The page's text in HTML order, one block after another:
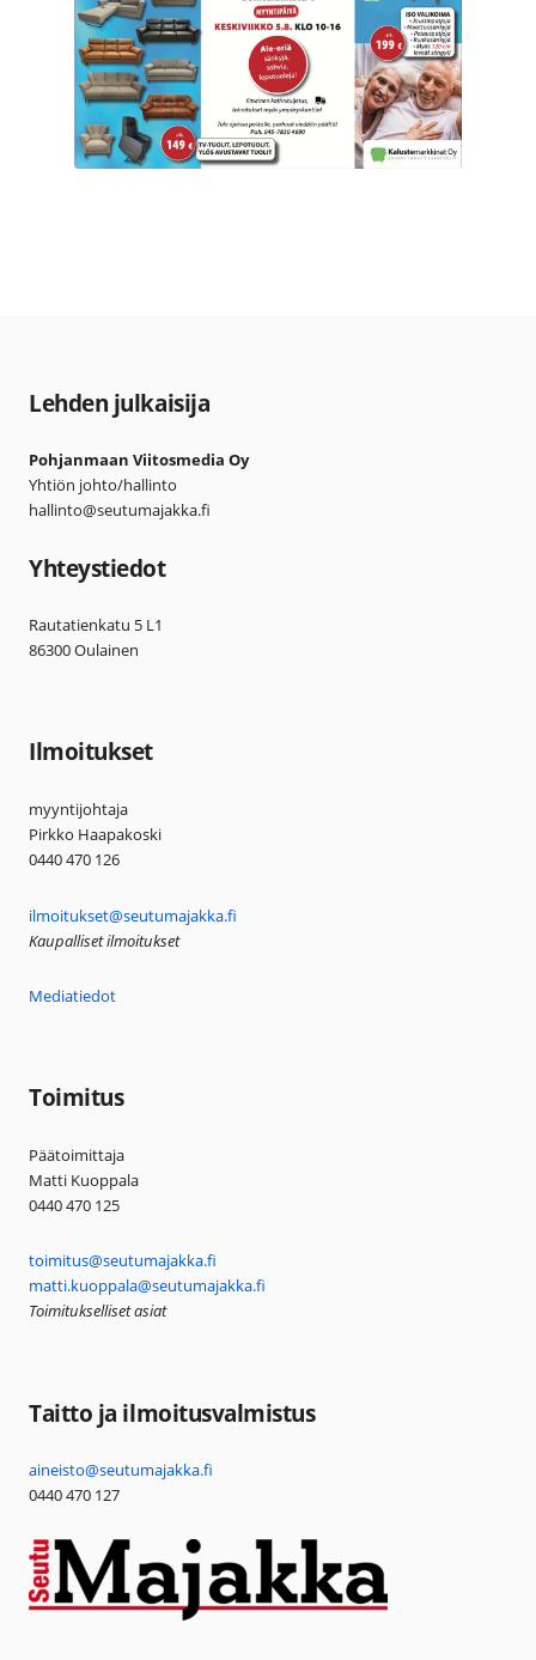
Lehden julkaisija
Pohjanmaan Viitosmedia Oy
Yhtiön johto/hallinto
hallinto@seutumajakka.fi
Yhteystiedot
Rautatienkatu 5 L1
86300 Oulainen
Ilmoitukset
myyntijohtaja
Pirkko Haapakoski
0440 470 126
ilmoitukset@seutumajakka.fi
Kaupalliset ilmoitukset
Mediatiedot
Toimitus
Päätoimittaja
Matti Kuoppala
0440 470 125
toimitus@seutumajakka.fi
matti.kuoppala@seutumajakka.fi
Toimitukselliset asiat
Taitto ja ilmoitusvalmistus
aineisto@seutumajakka.fi
0440 470 127